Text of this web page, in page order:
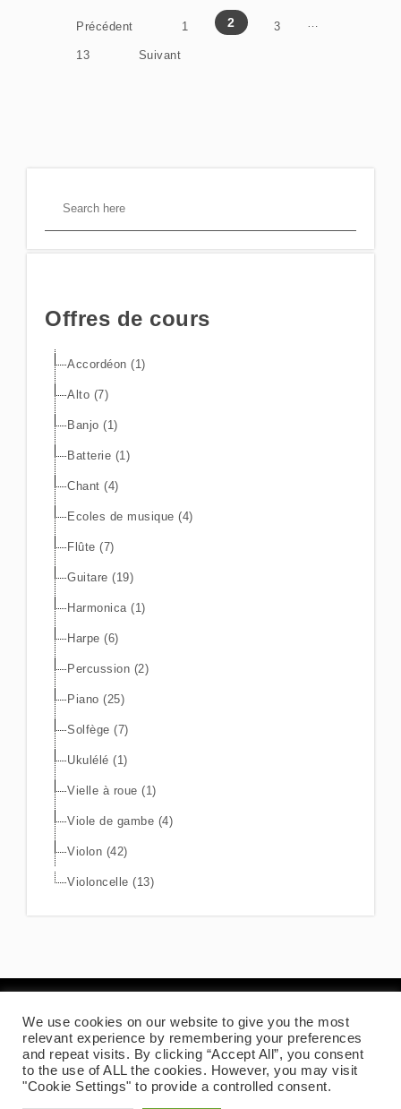
Posts pagination
Précédent 1 2 3
13 Suivant
Offres de cours
Accordéon (1)
Alto (7)
Banjo (1)
Batterie (1)
Chant (4)
Ecoles de musique (4)
Flûte (7)
Guitare (19)
Harmonica (1)
Harpe (6)
Percussion (2)
Piano (25)
Solfège (7)
Ukulélé (1)
Vielle à roue (1)
Viole de gambe (4)
Violon (42)
Violoncelle (13)
Mentions légales
Copyrights AZZATO. All Rights Reserved | Theme by
We use cookies on our website to give you the most
relevant experience by remembering your preferences
and repeat visits. By clicking “Accept All”, you consent
to the use of ALL the cookies. However, you may visit
"Cookie Settings" to provide a controlled consent.